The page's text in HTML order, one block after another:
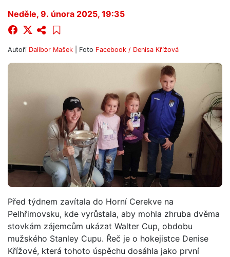
Neděle, 9. února 2025, 19:35
Autoři Dalibor Mašek | Foto Facebook / Denisa Křížová
Před týdnem zavítala do Horní Cerekve na
Pelhřimovsku, kde vyrůstala, aby mohla zhruba dvěma
stovkám zájemcům ukázat Walter Cup, obdobu
mužského Stanley Cupu. Řeč je o hokejistce Denise
Křížové, která tohoto úspěchu dosáhla jako první